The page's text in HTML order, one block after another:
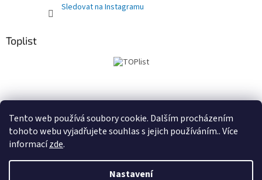
Tento web používá soubory cookie. Dalším procházením
tohoto webu vyjadřujete souhlas s jejich používáním.. Více
informacízde.
Nastavení
Sledovat na Instagramu
Toplist